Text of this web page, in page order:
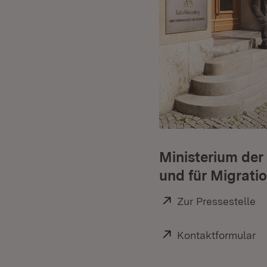
Ministerium
und für
Extern:
Zur Pressestelle
Extern:
Kontaktformular